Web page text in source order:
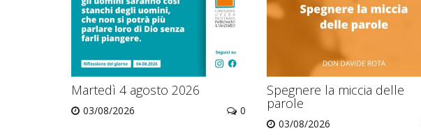
Martedì 4 agosto 2026
03/08/2026 0
Spegnere la miccia delle
parole
03/08/2026